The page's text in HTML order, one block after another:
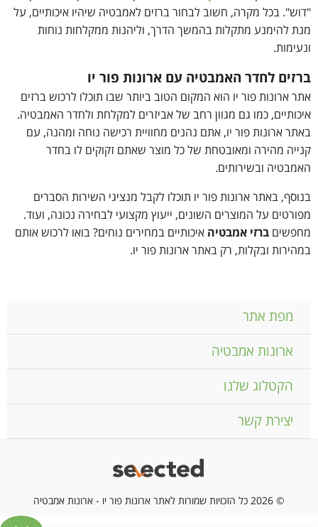
"דוש". בכל מקרה, חשוב לבחור ברזים לאמבטיה שיהיו איכותיים, על
מנת להימנע מתקלות בהמשך הדרך, וליהנות ממקלחות נוחות
ונעימות.
ברזים לחדר האמבטיה עם ארונות פור יו
אתר ארונות פור יו הוא המקום הטוב ביותר שבו תוכלו לרכוש ברזים
איכותיים, כמו גם מגוון רחב של אביזרים למקלחת ולחדר האמבטיה.
באתר ארונות פור יו, אתם נהנים מחוויית רכישה נוחה ומהנה, עם
קנייה מהירה ומאובטחת של כל מוצר שאתם זקוקים לו בחדר
האמבטיה ובשירותים.
בנוסף, באתר ארונות פור יו תוכלו לקבל מנציגי השירות הסברים
מפורטים על המוצרים השונים, ייעוץ מקצועי לבחירה נכונה, ועוד.
מחפשים ברזי אמבטיה איכותיים במחירים נוחים? בואו לרכוש אותם
במהירות ובקלות, רק באתר ארונות פור יו.
מפת אתר
ארונות אמבטיה
הקטלוג שלנו
יצירת קשר
© 2026 כל הזכויות שמורות לאתר ארונות פור יו - ארונות אמבטיה